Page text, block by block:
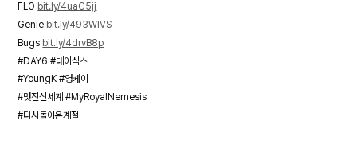
FLO bit.ly/4uaC5jj
Genie bit.ly/493WIVS
Bugs bit.ly/4drvB8p
#DAY6 #데이식스
#YoungK #영케이
#멋진신세계 #MyRoyalNemesis
#다시돌아온계절